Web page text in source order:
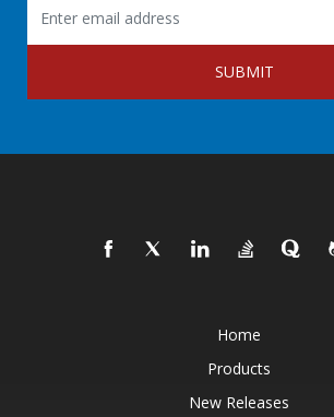
SUBMIT
Home
Products
New Releases